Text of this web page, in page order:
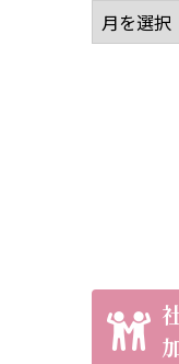
アーカイブ